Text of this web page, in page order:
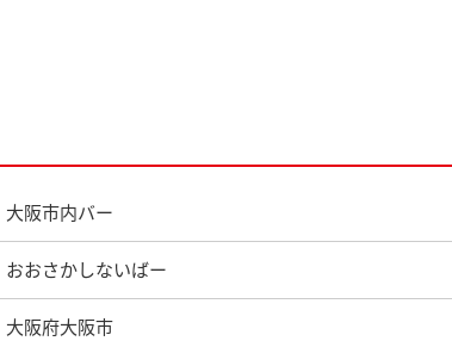
大阪市内バー
おおさかしないばー
大阪府大阪市